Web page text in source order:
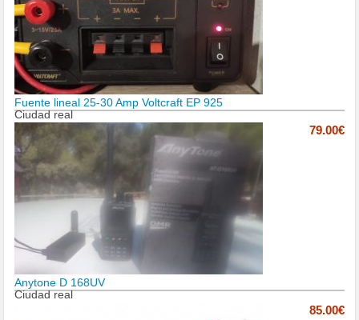
Fuente lineal 25-30 Amp Voltcraft EP 925
Ciudad real
79.00€
Anytone D 168UV
Ciudad real
85.00€